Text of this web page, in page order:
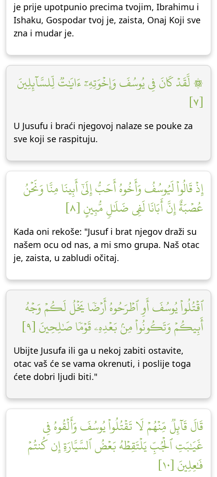
je prije upotpunio precima tvojim, Ibrahimu i
Ishaku, Gospodar tvoj je, zaista, Onaj Koji sve
zna i mudar je.
۞ لَّقَدۡ كَانَ فِي يُوسُفَ وَإِخۡوَتِهِۦٓ ءَايَٰتٞ لِّلسَّآئِلِينَ
[٧]
U Jusufu i braći njegovoj nalaze se pouke za
sve koji se raspituju.
إِذۡ قَالُواْ لَيُوسُفُ وَأَخُوهُ أَحَبُّ إِلَىٰٓ أَبِينَا مِنَّا وَنَحۡنُ
عُصۡبَةٌ إِنَّ أَبَانَا لَفِي ضَلَٰلٖ مُّبِينٍ [٨]
Kada oni rekoše: "Jusuf i brat njegov draži su
našem ocu od nas, a mi smo grupa. Naš otac
je, zaista, u zabludi očitaj.
ٱقۡتُلُواْ يُوسُفَ أَوِ ٱطۡرَحُوهُ أَرۡضٗا يَخۡلُ لَكُمۡ وَجۡهُ
أَبِيكُمۡ وَتَكُونُواْ مِنۢ بَعۡدِهِۦ قَوۡمٗا صَٰلِحِينَ [٩]
Ubijte Jusufa ili ga u nekoj zabiti ostavite,
otac vaš će se vama okrenuti, i poslije toga
ćete dobri ljudi biti."
قَالَ قَآئِلٞ مِّنۡهُمۡ لَا تَقۡتُلُواْ يُوسُفَ وَأَلۡقُوهُ فِي
غَيَٰبَتِ ٱلۡجُبِّ يَلۡتَقِطۡهُ بَعۡضُ ٱلسَّيَّارَةِ إِن كُنتُمۡ
فَٰعِلِينَ [١٠]